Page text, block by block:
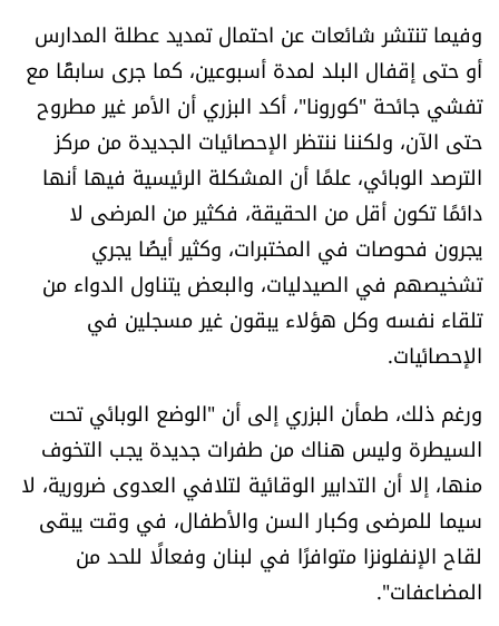
وفيما تنتشر شائعات عن احتمال تمديد عطلة المدارس
أو حتى إقفال البلد لمدة أسبوعين، كما جرى سابقًا مع
تفشي جائحة "كورونا"، أكد البزري أن الأمر غير مطروح
حتى الآن، ولكننا ننتظر الإحصائيات الجديدة من مركز
الترصد الوبائي، علمًا أن المشكلة الرئيسية فيها أنها
دائمًا تكون أقل من الحقيقة، فكثير من المرضى لا
يجرون فحوصات في المختبرات، وكثير أيضًا يجري
تشخيصهم في الصيدليات، والبعض يتناول الدواء من
تلقاء نفسه وكل هؤلاء يبقون غير مسجلين في
الإحصائيات.
ورغم ذلك، طمأن البزري إلى أن "الوضع الوبائي تحت
السيطرة وليس هناك من طفرات جديدة يجب التخوف
منها، إلا أن التدابير الوقائية لتلافي العدوى ضرورية، لا
سيما للمرضى وكبار السن والأطفال، في وقت يبقى
لقاح الإنفلونزا متوافرًا في لبنان وفعالًا للحد من
المضاعفات".